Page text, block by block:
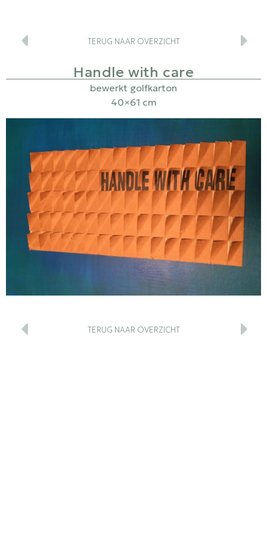
TERUG NAAR OVERZICHT
Handle with care
bewerkt golfkarton
40×61 cm
TERUG NAAR OVERZICHT